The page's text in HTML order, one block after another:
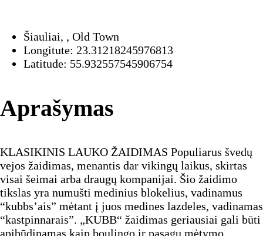
Šiauliai, , Old Town
Longitute: 23.31218245976813
Latitude: 55.932557545906754
Aprašymas
KLASIKINIS LAUKO ŽAIDIMAS Populiarus švedų
vejos žaidimas, menantis dar vikingų laikus, skirtas
visai šeimai arba draugų kompanijai. Šio žaidimo
tikslas yra numušti medinius blokelius, vadinamus
“kubbs’ais” mėtant į juos medines lazdeles, vadinamas
“kastpinnarais”. „KUBB“ žaidimas geriausiai gali būti
apibūdinamas kaip boulingo ir pasagų mėtymo